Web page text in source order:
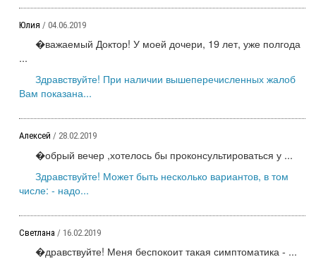
Юлия / 04.06.2019
�важаемый Доктор! У моей дочери, 19 лет, уже полгода
...
Здравствуйте! При наличии вышеперечисленных жалоб
Вам показана...
Алексей / 28.02.2019
�обрый вечер ,хотелось бы проконсультироваться у ...
Здравствуйте! Может быть несколько вариантов, в том
числе: - надо...
Светлана / 16.02.2019
�дравствуйте! Меня беспокоит такая симптоматика - ...